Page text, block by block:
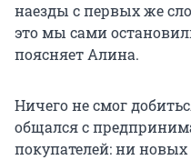
наезды с первых же
это мы сами
поясняет Алина.
Ничего не смог
общался с
покупателей: ни новых